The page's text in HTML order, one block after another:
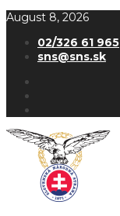
August 8, 2026
02/326 61 965
sns@sns.sk